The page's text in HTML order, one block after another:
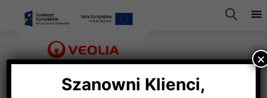
Szanowni Klienci,
×